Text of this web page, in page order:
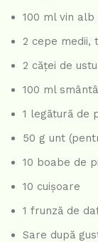
100 ml vin alb
2 cepe medii,
2 căței de
100 ml
1 legătură de
50 g unt
10 boabe de
10 cuișoare
1 frunză de
Sare după